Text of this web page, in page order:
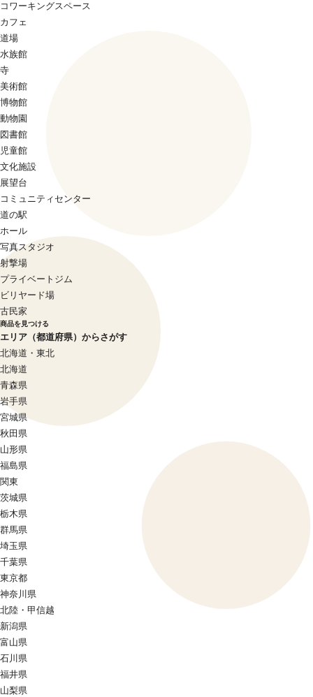
コワーキングスペース
カフェ
道場
水族館
寺
美術館
博物館
動物園
図書館
児童館
文化施設
展望台
コミュニティセンター
道の駅
ホール
写真スタジオ
射撃場
プライベートジム
ビリヤード場
古民家
商品を見つける
エリア（都道府県）からさがす
北海道・東北
北海道
青森県
岩手県
宮城県
秋田県
山形県
福島県
関東
茨城県
栃木県
群馬県
埼玉県
千葉県
東京都
神奈川県
北陸・甲信越
新潟県
富山県
石川県
福井県
山梨県